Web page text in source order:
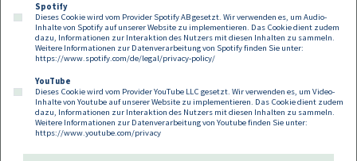
Footer
Kontakt Datenschutz
Impressum
Compliance
Cookies
Spotify
Dieses Cookie wird vom Provider Spotify AB gesetzt. Wir verwenden es, um Audio-
Inhalte von Spotify auf unserer Website zu implementieren. Das Cookie dient zudem
dazu, Informationen zur Interaktion des Nutzers mit diesen Inhalten zu sammeln.
Weitere Informationen zur Datenverarbeitung von Spotify finden Sie unter:
https://www.spotify.com/de/legal/privacy-policy/
YouTube
Dieses Cookie wird vom Provider YouTube LLC gesetzt. Wir verwenden es, um Video-
Inhalte von Youtube auf unserer Website zu implementieren. Das Cookie dient zudem
dazu, Informationen zur Interaktion des Nutzers mit diesen Inhalten zu sammeln.
Weitere Informationen zur Datenverarbeitung von Youtube finden Sie unter:
https://www.youtube.com/privacy
Follow us on: